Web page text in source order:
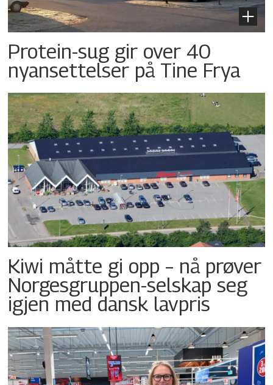
Protein-sug gir over 40
nyansettelser på Tine Frya
Kiwi måtte gi opp – nå prøver
Norgesgruppen-selskap seg
igjen med dansk lavpris